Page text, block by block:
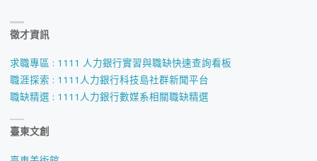
徵才資訊
求職專區 : 1111 人力銀行實習與職缺快速查詢看板
職涯探索 : 1111人力銀行科技島社群新聞平台
職缺精選 : 1111人力銀行數媒系相關職缺精選
臺東文創